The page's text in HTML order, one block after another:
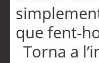
que fent-
Torna a